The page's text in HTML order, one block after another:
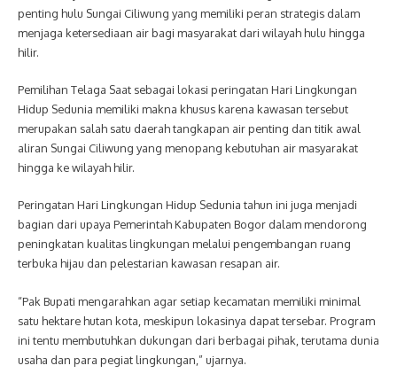
penting hulu Sungai Ciliwung yang memiliki peran strategis dalam
menjaga ketersediaan air bagi masyarakat dari wilayah hulu hingga
hilir.
Pemilihan Telaga Saat sebagai lokasi peringatan Hari Lingkungan
Hidup Sedunia memiliki makna khusus karena kawasan tersebut
merupakan salah satu daerah tangkapan air penting dan titik awal
aliran Sungai Ciliwung yang menopang kebutuhan air masyarakat
hingga ke wilayah hilir.
Peringatan Hari Lingkungan Hidup Sedunia tahun ini juga menjadi
bagian dari upaya Pemerintah Kabupaten Bogor dalam mendorong
peningkatan kualitas lingkungan melalui pengembangan ruang
terbuka hijau dan pelestarian kawasan resapan air.
“Pak Bupati mengarahkan agar setiap kecamatan memiliki minimal
satu hektare hutan kota, meskipun lokasinya dapat tersebar. Program
ini tentu membutuhkan dukungan dari berbagai pihak, terutama dunia
usaha dan para pegiat lingkungan,” ujarnya.